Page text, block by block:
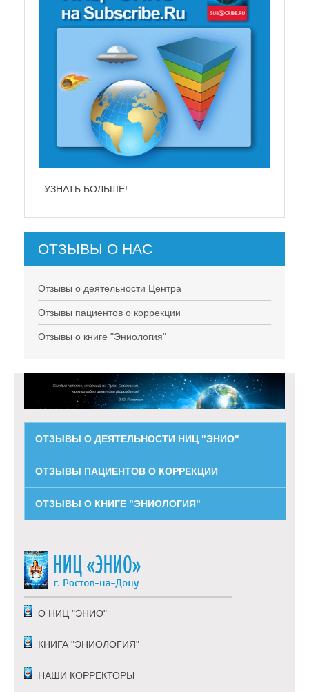
УЗНАТЬ БОЛЬШЕ!
ОТЗЫВЫ О НАС
Отзывы о деятельности Центра
Отзывы пациентов о коррекции
Отзывы о книге "Эниология"
ОТЗЫВЫ О ДЕЯТЕЛЬНОСТИ НИЦ "ЭНИО"
ОТЗЫВЫ ПАЦИЕНТОВ О КОРРЕКЦИИ
ОТЗЫВЫ О КНИГЕ "ЭНИОЛОГИЯ"
О НИЦ "ЭНИО"
КНИГА "ЭНИОЛОГИЯ"
НАШИ КОРРЕКТОРЫ